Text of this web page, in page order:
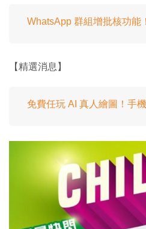
WhatsApp 群組增批核功能
【精選消息】
免費任玩 AI 真人繪圖！手